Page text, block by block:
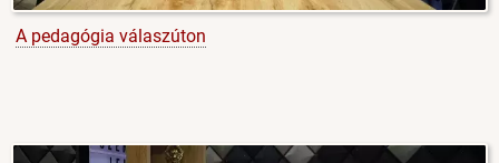
A pedagógia válaszúton